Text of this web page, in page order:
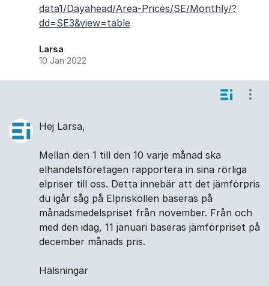
data1/Dayahead/Area-Prices/SE/Monthly/?
dd=SE3&view=table
Larsa
10 Jan 2022
Hej Larsa,
Mellan den 1 till den 10 varje månad ska
elhandelsföretagen rapportera in sina rörliga
elpriser till oss. Detta innebär att det jämförpris
du igår såg på Elpriskollen baseras på
månadsmedelspriset från november. Från och
med den idag, 11 januari baseras jämförpriset på
december månads pris.
Hälsningar